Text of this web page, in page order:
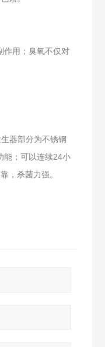
作用；臭氧不仅对
器部分为不锈钢
能；可以连续24小
，杀菌力强。